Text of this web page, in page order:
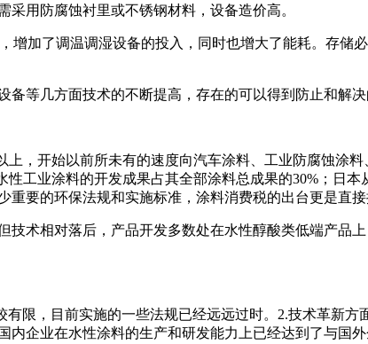
用防腐蚀衬里或不锈钢材料，设备造价高。
加了调温调湿设备的投入，同时也增大了能耗。存储
等几方面技术的不断提高，存在的可以得到防止和解决
，开始以前所未有的速度向汽车涂料、工业防腐蚀涂
工业涂料的开发成果占其全部涂料总成果的30%；日
要的环保法规和实施标准，涂料消费税的出台更是直接
术相对落后，产品开发多数处在水性醇酸类低端产品
限，目前实施的一些法规已经远远过时。2.技术革新
企业在水性涂料的生产和研发能力上已经达到了与国外